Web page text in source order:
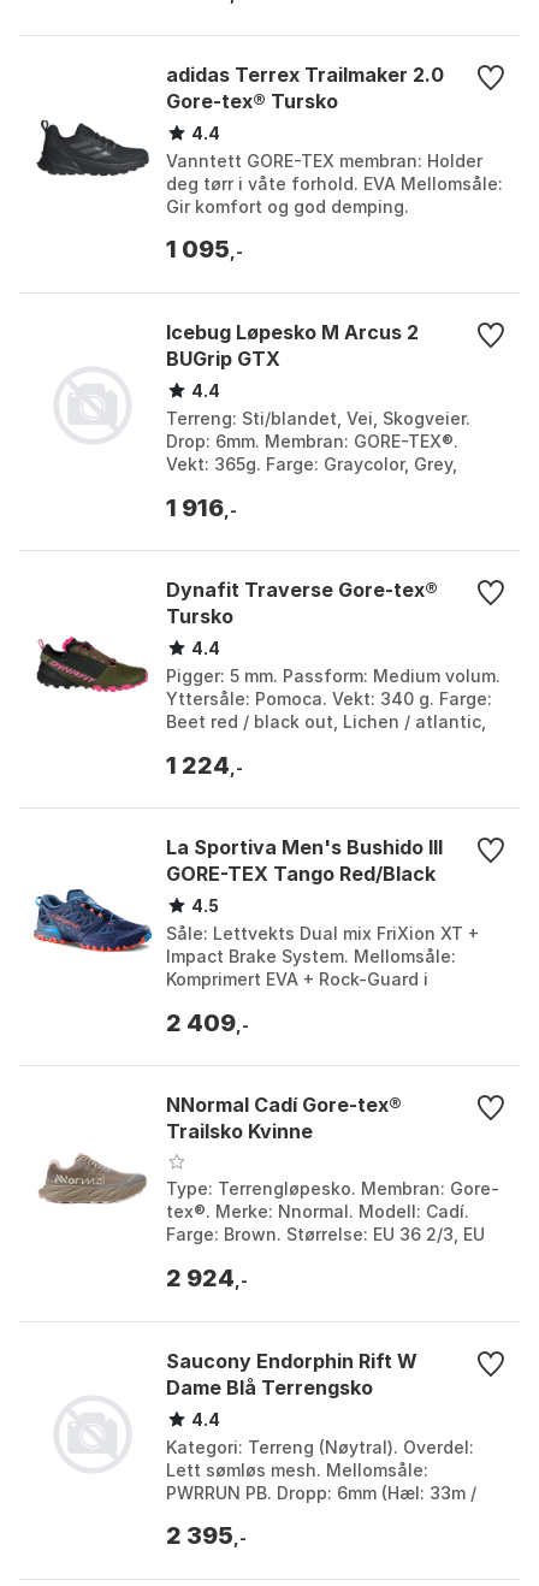
adidas Terrex Trailmaker 2.0
Gore-tex® Tursko
4.4
Vanntett GORE-TEX membran: Holder
deg tørr i våte forhold. EVA Mellomsåle:
Gir komfort og god demping.
grep på alle under...
1 095 ,-
Icebug Løpesko M Arcus 2
BUGrip GTX
4.4
Terreng: Sti/blandet, Vei, Skogveier.
Drop: 6mm. Membran: GORE-TEX®.
Vekt: 365g. Farge: Graycolor, Grey,
43, 44, 45, 4...
1 916 ,-
Dynafit Traverse Gore-tex®
Tursko
4.4
Pigger: 5 mm. Passform: Medium volum.
Yttersåle: Pomoca. Vekt: 340 g. Farge:
Beet red / black out, Lichen / atlantic,
burgundy, ...
1 224 ,-
La Sportiva Men's Bushido III
GORE-TEX Tango Red/Black
4.5
Såle: Lettvekts Dual mix FriXion XT +
Impact Brake System. Mellomsåle:
Komprimert EVA + Rock-Guard i
4mm Ortholite Moun...
2 409 ,-
NNormal Cadí Gore-tex®
Trailsko Kvinne
Type: Terrengløpesko. Membran: Gore-
tex®. Merke: Nnormal. Modell: Cadí.
Farge: Brown. Størrelse: EU 36 2/3, EU
40, EU 40...
2 924 ,-
Saucony Endorphin Rift W
Dame Blå Terrengsko
4.4
Kategori: Terreng (Nøytral). Overdel:
Lett sømløs mesh. Mellomsåle:
PWRRUN PB. Dropp: 6mm (Hæl: 33m /
Viziblue/navy. Størrels...
2 395 ,-